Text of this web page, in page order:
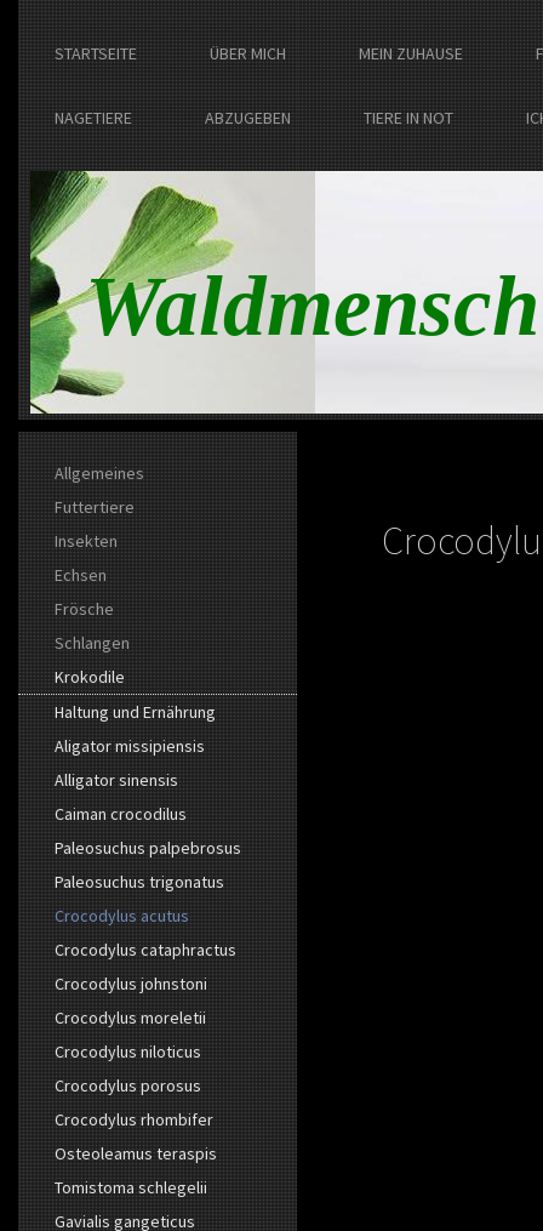
STARTSEITE ÜBER MICH MEIN ZUHAUSE
NAGETIERE ABZUGEBEN TIERE IN NOT
Waldmensch
Allgemeines
Futtertiere
Insekten
Echsen
Frösche
Schlangen
Krokodile
Haltung und Ernährung
Aligator missipiensis
Alligator sinensis
Caiman crocodilus
Paleosuchus palpebrosus
Paleosuchus trigonatus
Crocodylus acutus
Crocodylus cataphractus
Crocodylus johnstoni
Crocodylus moreletii
Crocodylus niloticus
Crocodylus porosus
Crocodylus rhombifer
Osteoleamus teraspis
Tomistoma schlegelii
Gavialis gangeticus